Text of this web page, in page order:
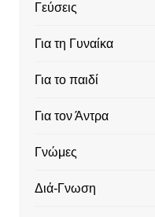
Γεύσεις
Για τη Γυναίκα
Για το παιδί
Για τον Άντρα
Γνώμες
Διά-Γνωση